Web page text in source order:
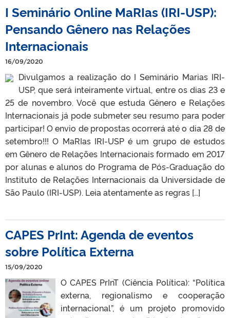
I Seminário Online MaRIas (IRI-USP):
Pensando Gênero nas Relações
Internacionais
16/09/2020
Divulgamos a realização do I Seminário Marias IRI-
USP, que será inteiramente virtual, entre os dias 23 e
25 de novembro. Você que estuda Gênero e Relações
Internacionais já pode submeter seu resumo para poder
participar! O envio de propostas ocorrerá até o dia 28 de
setembro!!! O MaRIas IRI-USP é um grupo de estudos
em Gênero de Relações Internacionais formado em 2017
por alunas e alunos do Programa de Pós-Graduação do
Instituto de Relações Internacionais da Universidade de
São Paulo (IRI-USP). Leia atentamente as regras […]
CAPES PrInt: Agenda de eventos
sobre Política Externa
15/09/2020
O CAPES PrInT (Ciência Política): “Política
externa, regionalismo e cooperação
internacional”, é um projeto promovido